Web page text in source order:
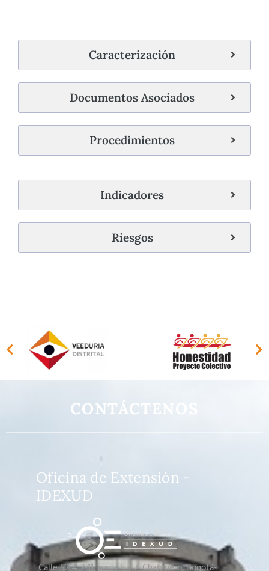
Caracterización
Documentos Asociados
Procedimientos
Indicadores
Riesgos
CONTÁCTENOS
Oficina de Extensión -
IDEXUD
Calle 52 # 7-11, pisos 5 y 7, Chapinero, Bogotá-